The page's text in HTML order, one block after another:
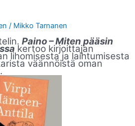
/ Mikko Tarnanen
Paino – Miten pääsin
kertoo kirjoittajan
lihomisesta ja laihtumisesta
väännöistä oman